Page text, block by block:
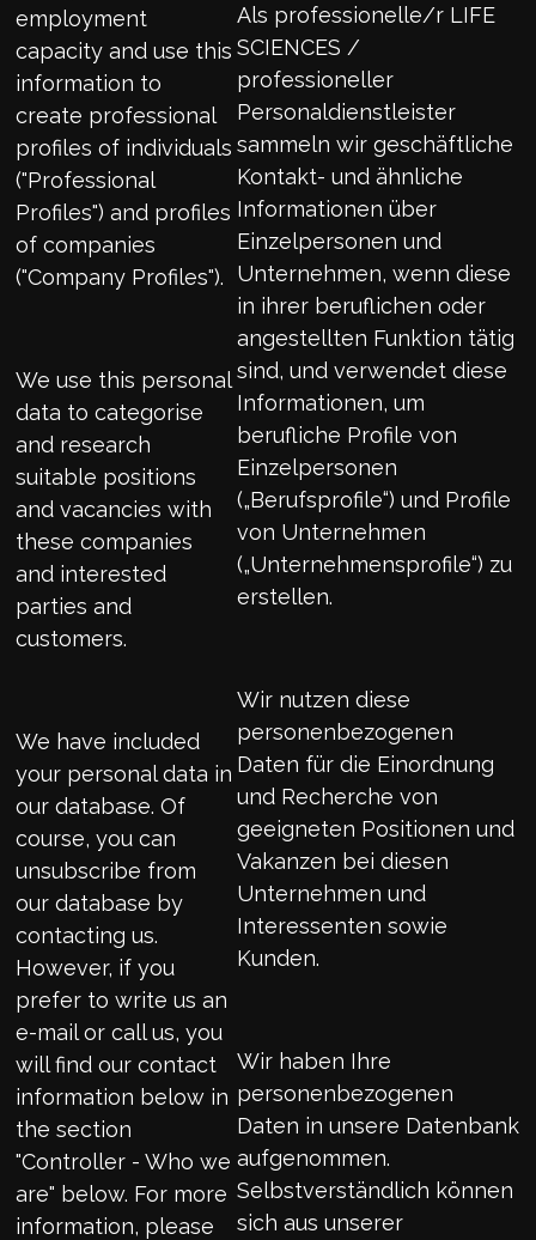
employment
capacity and use this
information to
create professional
profiles of individuals
("Professional
Profiles") and profiles
of companies
("Company Profiles").
We use this personal
data to categorise
and research
suitable positions
and vacancies with
these companies
and interested
parties and
customers.
We have included
your personal data in
our database. Of
course, you can
unsubscribe from
our database by
contacting us.
However, if you
prefer to write us an
e-mail or call us, you
will find our contact
information below in
the section
"Controller - Who we
are" below. For more
information, please
Als professionelle/r LIFE
SCIENCES /
professioneller
Personaldienstleister
sammeln wir geschäftliche
Kontakt- und ähnliche
Informationen über
Einzelpersonen und
Unternehmen, wenn diese
in ihrer beruflichen oder
angestellten Funktion tätig
sind, und verwendet diese
Informationen, um
berufliche Profile von
Einzelpersonen
(„Berufsprofile“) und Profile
von Unternehmen
(„Unternehmensprofile“) zu
erstellen.
Wir nutzen diese
personenbezogenen
Daten für die Einordnung
und Recherche von
geeigneten Positionen und
Vakanzen bei diesen
Unternehmen und
Interessenten sowie
Kunden.
Wir haben Ihre
personenbezogenen
Daten in unsere Datenbank
aufgenommen.
Selbstverständlich können
sich aus unserer